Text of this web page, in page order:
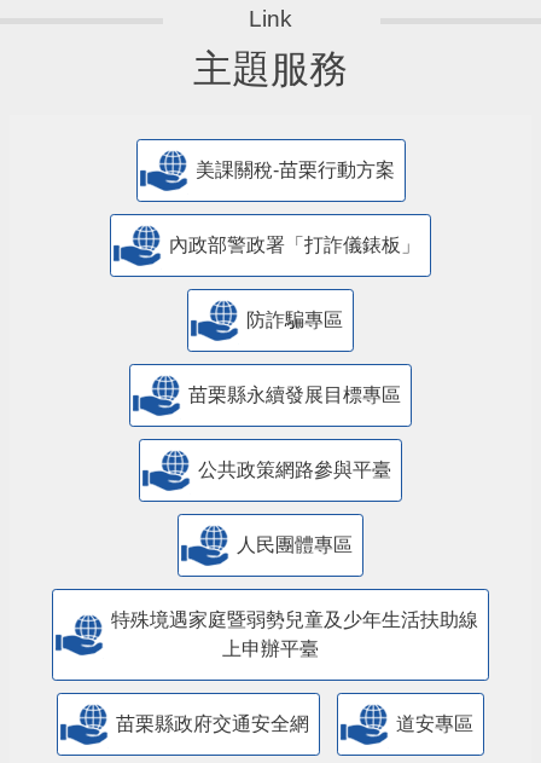
主題服務
美課關稅-苗栗行動方案
內政部警政署「打詐儀錶板」
防詐騙專區
苗栗縣永續發展目標專區
公共政策網路參與平臺
人民團體專區
特殊境遇家庭暨弱勢兒童及少年生活扶助線
上申辦平臺
苗栗縣政府交通安全網 道安專區